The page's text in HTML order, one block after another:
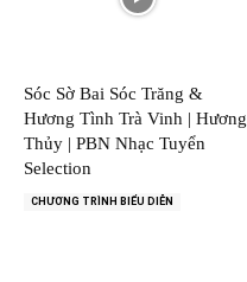
Sóc Sờ Bai Sóc Trăng &
Hương Tình Trà Vinh | Hương
Thủy | PBN Nhạc Tuyển
Selection
CHƯƠNG TRÌNH BIỂU DIỄN